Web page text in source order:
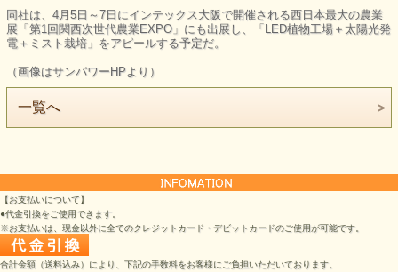
同社は、4月5日～7日にインテックス大阪で開催される西日本最大の農業
展「第1回関西次世代農業EXPO」にも出展し、「LED植物工場＋太陽光発
電＋ミスト栽培」をアピールする予定だ。
（画像はサンパワーHPより）
一覧へ
【お支払いについて】
●代金引換をご使用できます。
※お支払いは、現金以外に全てのクレジットカード・デビットカードのご使用が可能です。
合計金額（送料込み）により、下記の手数料をお客様にご負担いただいております。